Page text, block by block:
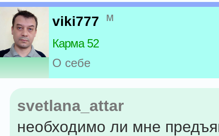
viki777 м
Карма 52
О себе
svetlana_attar
необходимо ли мне